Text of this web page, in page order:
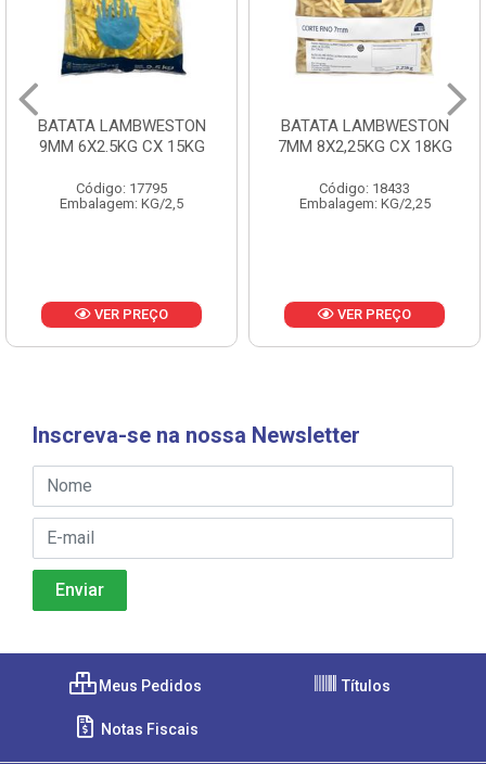
BATATA LAMBWESTON
9MM 6X2.5KG CX 15KG
Código: 17795
Embalagem: KG/2,5
VER PREÇO
BATATA LAMBWESTON
7MM 8X2,25KG CX 18KG
Código: 18433
Embalagem: KG/2,25
VER PREÇO
Inscreva-se na nossa Newsletter
Meus Pedidos Títulos
Notas Fiscais